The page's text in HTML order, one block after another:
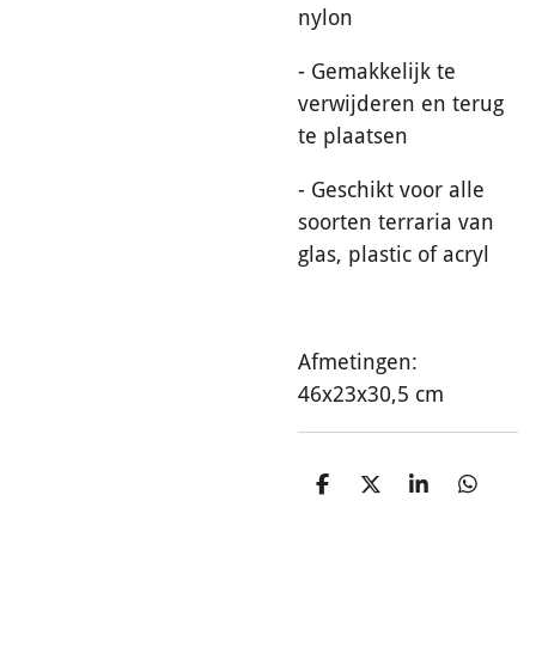
nylon
- Gemakkelijk te
verwijderen en terug
te plaatsen
- Geschikt voor alle
soorten terraria van
glas, plastic of acryl
Afmetingen:
46x23x30,5 cm
D
D
S
D